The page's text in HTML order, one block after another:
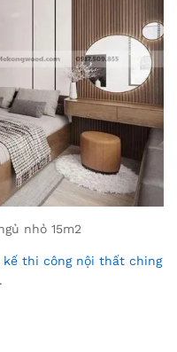
nhỏ 15m2
thi công nội thất ching